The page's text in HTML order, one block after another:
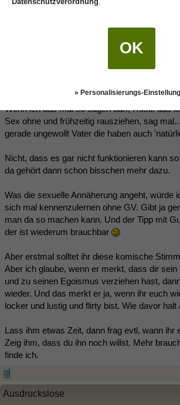
Wenn ich das mal so sagen darf, Rosti: das
Sex ohne und frühzeitig rausziehen, sag
gerade ungewollt Vater die haben auch
Nicht, dass es gar nicht funktionieren kann
da gehört dann schon bisschen mehr dazu.
Was die sexuelle Annäherung angeht, würde
sich mal kennenzulernen ohne GV. Gibt ja
man da so machen kann. Und der Tipp mit
der ist wiederum brauchbar
Aber erstmal solltet ihr diese komische
Aber ich glaube, wenn er merkt, dass dir sein
und zu seinen Egoismus verziehen hast,
wieder. Und das merkt er ja, wenn ihr euch
locker und lustig und flirty bist. Wie davor halt
Lass ihm etwas Zeit, dann frag evtl, wann ihr
Zeig ihm, dass du ihn noch willst. Mehr
finde ich.
Ausdruckslose
OK
» Personalisierungs-